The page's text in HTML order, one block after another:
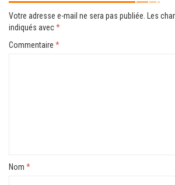
Votre adresse e-mail ne sera pas publiée.
Les
indiqués avec*
Commentaire *
Nom *